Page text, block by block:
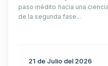
paso inédito hacia una
de la segunda fase...
21 de Julio del 2026